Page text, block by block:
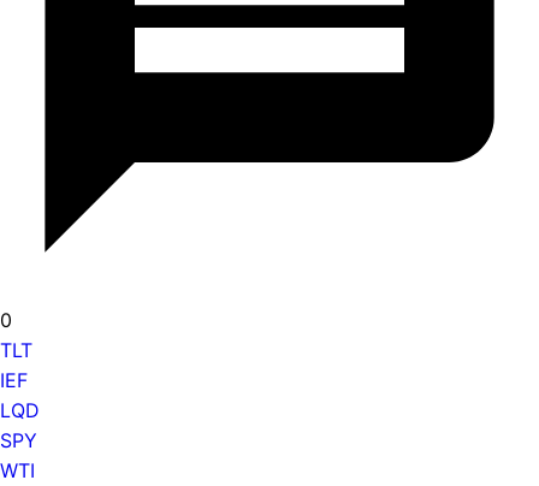
0
TLT
IEF
LQD
SPY
WTI